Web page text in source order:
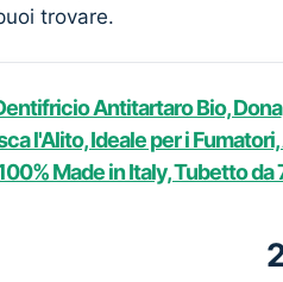
trovare.
Antitartaro Bio, Dona
l'Alito, Ideale per i Fumatori,
Made in Italy, Tubetto da